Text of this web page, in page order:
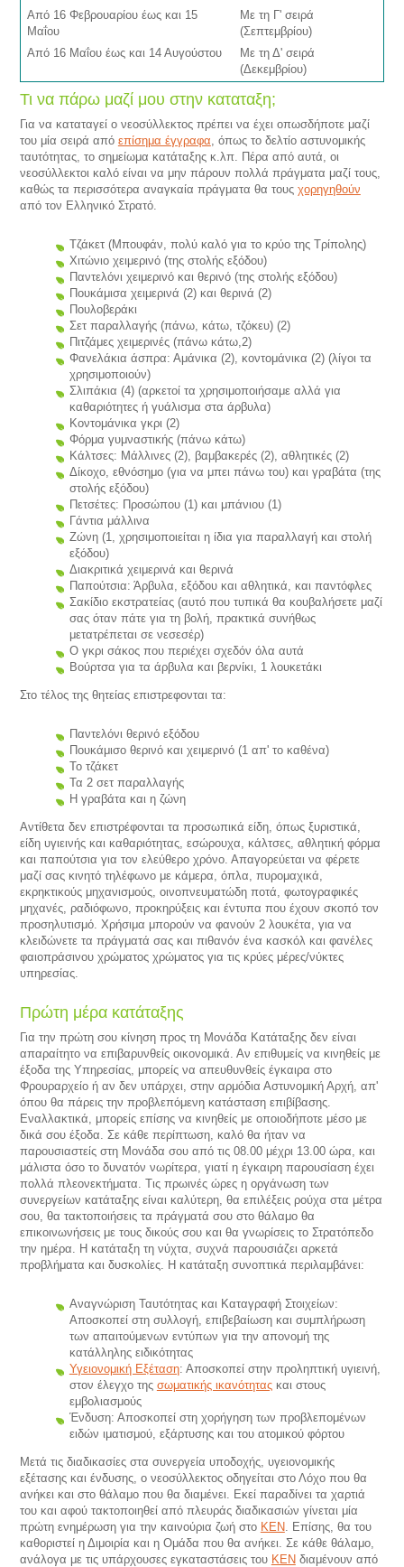
Από 16 Φεβρουαρίου έως και 15
Μαΐου
Με τη Γ' σειρά
(Σεπτεμβρίου)
Από 16 Μαΐου έως και 14 Αυγούστου
Με τη Δ' σειρά
(Δεκεμβρίου)
Τι να πάρω μαζί μου στην καταταξη;
Για να καταταγεί ο νεοσύλλεκτος πρέπει να έχει οπωσδήποτε μαζί
του μία σειρά από επίσημα έγγραφα, όπως το δελτίο αστυνομικής
ταυτότητας, το σημείωμα κατάταξης κ.λπ. Πέρα από αυτά, οι
νεοσύλλεκτοι καλό είναι να μην πάρουν πολλά πράγματα μαζί τους,
καθώς τα περισσότερα αναγκαία πράγματα θα τους χορηγηθούν
από τον Ελληνικό Στρατό.
Τζάκετ (Μπουφάν, πολύ καλό για το κρύο της Τρίπολης)
Χιτώνιο χειμερινό (της στολής εξόδου)
Παντελόνι χειμερινό και θερινό (της στολής εξόδου)
Πουκάμισα χειμερινά (2) και θερινά (2)
Πουλοβεράκι
Σετ παραλλαγής (πάνω, κάτω, τζόκευ) (2)
Πιτζάμες χειμερινές (πάνω κάτω,2)
Φανελάκια άσπρα: Αμάνικα (2), κοντομάνικα (2) (λίγοι τα
χρησιμοποιούν)
Σλιπάκια (4) (αρκετοί τα χρησιμοποιήσαμε αλλά για
καθαριότητες ή γυάλισμα στα άρβυλα)
Κοντομάνικα γκρι (2)
Φόρμα γυμναστικής (πάνω κάτω)
Κάλτσες: Μάλλινες (2), βαμβακερές (2), αθλητικές (2)
Δίκοχο, εθνόσημο (για να μπει πάνω του) και γραβάτα (της
στολής εξόδου)
Πετσέτες: Προσώπου (1) και μπάνιου (1)
Γάντια μάλλινα
Ζώνη (1, χρησιμοποιείται η ίδια για παραλλαγή και στολή
εξόδου)
Διακριτικά χειμερινά και θερινά
Παπούτσια: Άρβυλα, εξόδου και αθλητικά, και παντόφλες
Σακίδιο εκστρατείας (αυτό που τυπικά θα κουβαλήσετε μαζί
σας όταν πάτε για τη βολή, πρακτικά συνήθως
μετατρέπεται σε νεσεσέρ)
Ο γκρι σάκος που περιέχει σχεδόν όλα αυτά
Βούρτσα για τα άρβυλα και βερνίκι, 1 λουκετάκι
Στο τέλος της θητείας επιστρεφονται τα:
Παντελόνι θερινό εξόδου
Πουκάμισο θερινό και χειμερινό (1 απ' το καθένα)
Το τζάκετ
Τα 2 σετ παραλλαγής
Η γραβάτα και η ζώνη
Αντίθετα δεν επιστρέφονται τα προσωπικά είδη, όπως ξυριστικά,
είδη υγιεινής και καθαριότητας, εσώρουχα, κάλτσες, αθλητική φόρμα
και παπούτσια για τον ελεύθερο χρόνο. Απαγορεύεται να φέρετε
μαζί σας κινητό τηλέφωνο με κάμερα, όπλα, πυρομαχικά,
εκρηκτικούς μηχανισμούς, οινοπνευματώδη ποτά, φωτογραφικές
μηχανές, ραδιόφωνο, προκηρύξεις και έντυπα που έχουν σκοπό τον
προσηλυτισμό. Χρήσιμα μπορούν να φανούν 2 λουκέτα, για να
κλειδώνετε τα πράγματά σας και πιθανόν ένα κασκόλ και φανέλες
φαιοπράσινου χρώματος χρώματος για τις κρύες μέρες/νύκτες
υπηρεσίας.
Πρώτη μέρα κατάταξης
Για την πρώτη σου κίνηση προς τη Μονάδα Κατάταξης δεν είναι
απαραίτητο να επιβαρυνθείς οικονομικά. Αν επιθυμείς να κινηθείς με
έξοδα της Υπηρεσίας, μπορείς να απευθυνθείς έγκαιρα στο
Φρουραρχείο ή αν δεν υπάρχει, στην αρμόδια Αστυνομική Αρχή, απ'
όπου θα πάρεις την προβλεπόμενη κατάσταση επιβίβασης.
Εναλλακτικά, μπορείς επίσης να κινηθείς με οποιοδήποτε μέσο με
δικά σου έξοδα. Σε κάθε περίπτωση, καλό θα ήταν να
παρουσιαστείς στη Μονάδα σου από τις 08.00 μέχρι 13.00 ώρα, και
μάλιστα όσο το δυνατόν νωρίτερα, γιατί η έγκαιρη παρουσίαση έχει
πολλά πλεονεκτήματα. Τις πρωινές ώρες η οργάνωση των
συνεργείων κατάταξης είναι καλύτερη, θα επιλέξεις ρούχα στα μέτρα
σου, θα τακτοποιήσεις τα πράγματά σου στο θάλαμο θα
επικοινωνήσεις με τους δικούς σου και θα γνωρίσεις το Στρατόπεδο
την ημέρα. Η κατάταξη τη νύχτα, συχνά παρουσιάζει αρκετά
προβλήματα και δυσκολίες. Η κατάταξη συνοπτικά περιλαμβάνει:
Αναγνώριση Ταυτότητας και Καταγραφή Στοιχείων:
Αποσκοπεί στη συλλογή, επιβεβαίωση και συμπλήρωση
των απαιτούμενων εντύπων για την απονομή της
κατάλληλης ειδικότητας
Υγειονομική Εξέταση: Αποσκοπεί στην προληπτική υγιεινή,
στον έλεγχο της σωματικής ικανότηταςκαι στους
εμβολιασμούς
Ένδυση: Αποσκοπεί στη χορήγηση των προβλεπομένων
ειδών ιματισμού, εξάρτυσης και του ατομικού φόρτου
Μετά τις διαδικασίες στα συνεργεία υποδοχής, υγειονομικής
εξέτασης και ένδυσης, ο νεοσύλλεκτος οδηγείται στο Λόχο που θα
ανήκει και στο θάλαμο που θα διαμένει. Εκεί παραδίνει τα χαρτιά
του και αφού τακτοποιηθεί από πλευράς διαδικασιών γίνεται μία
πρώτη ενημέρωση για την καινούρια ζωή στο ΚΕΝ. Επίσης, θα του
καθοριστεί η Διμοιρία και η Ομάδα που θα ανήκει. Σε κάθε θάλαμο,
ανάλογα με τις υπάρχουσες εγκαταστάσεις του ΚΕΝ διαμένουν από